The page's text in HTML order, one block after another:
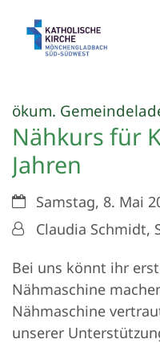
ökum.
Nähkurs für
Jahren
Datum:Samstag, 8. Mai
Von:Claudia Schmidt,
Bei uns könnt ihr
Nähmaschine
Nähmaschine
unserer